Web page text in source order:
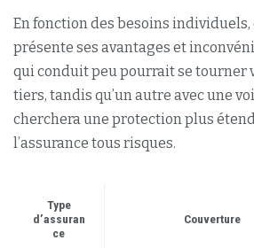
En fonction des besoins
présente ses avantages et
qui conduit peu pourrait se tourner
tiers, tandis qu’un autre avec une
cherchera une protection plus
l’assurance tous risques.
Type
d’assuran
ce
Couverture